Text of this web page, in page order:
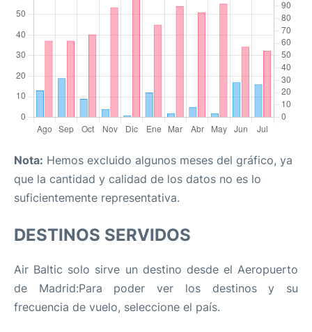
Nota: Hemos excluido algunos meses del gráfico, ya
que la cantidad y calidad de los datos no es lo
suficientemente representativa.
DESTINOS SERVIDOS
Air Baltic solo sirve un destino desde el Aeropuerto
de Madrid:Para poder ver los destinos y su
frecuencia de vuelo, seleccione el país.